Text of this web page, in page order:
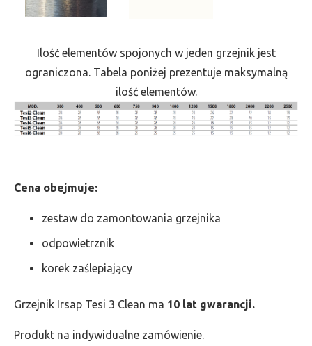
Ilość elementów spojonych w jeden grzejnik jest
ograniczona. Tabela poniżej prezentuje maksymalną
ilość elementów.
Cena obejmuje:
zestaw do zamontowania grzejnika
odpowietrznik
korek zaślepiający
Grzejnik Irsap Tesi 3 Clean ma 10 lat gwarancji.
Produkt na indywidualne zamówienie.